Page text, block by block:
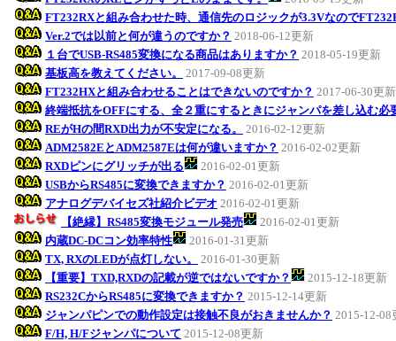
FT232RXと組み合わせた時、通信先のロジックが3.3Vなので
Ver.2では以前と何が違うのですか？ 2018-06-12更新
１台でUSB-RS485変換になる商品はありますか？ 2018-05-19更新
基板高を教えてください。
2017-09-08更新
FT232HXと組み合わせることはできないのですか？ 2017-06-30更新
終端抵抗をOFFにする、全２重にするときにジャンパを差し込む必
REがHの間RXD出力が不安定になる。
2016-02-12更新
ADM2582EとADM2587Eは何が違いますか？ 2016-02-02更新
RXDピンにグリッチが出る
2016-02-01更新
USBからRS485に変換できますか？ 2016-02-01更新
アナログデバイセズ社紹介ビデオ 2016-02-01更新
【絶縁】RS485変換モジュール発売
2016-02-01更新
内蔵DC-DCコン効率特性
2016-01-31更新
TX, RXのLEDが点灯しない。
2016-01-30更新
【重要】TXD,RXDの記載が逆ではないですか？
2015-12-18更新
RS232CからRS485に変換できますか？ 2015-12-14更新
ジャンパピンでの動作設定は接触不良がおきませんか？ 2015-12-08
F/H, H/Fジャンパについて 2015-12-08更新